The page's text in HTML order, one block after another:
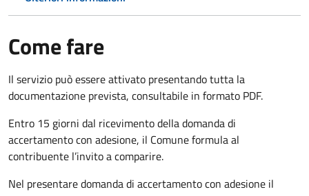
Come fare
Il servizio può essere attivato presentando tutta la
documentazione prevista, consultabile in formato PDF.
Entro 15 giorni dal ricevimento della domanda di
accertamento con adesione, il Comune formula al
contribuente l’invito a comparire.
Nel presentare domanda di accertamento con adesione il